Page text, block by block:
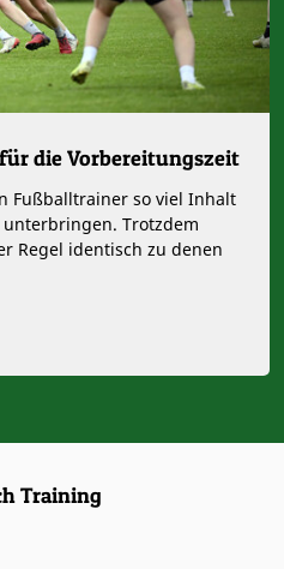
die Vorbereitungszeit
Fußballtrainer so viel Inhalt
Trotzdem
Regel identisch zu denen
Training